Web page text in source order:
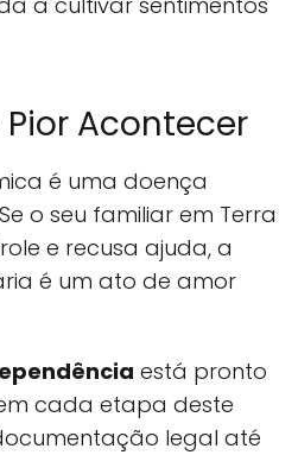
Pior Acontecer
é uma doença
o seu familiar em Terra
e recusa ajuda, a
é um ato de amor
está pronto
cada etapa deste
legal até